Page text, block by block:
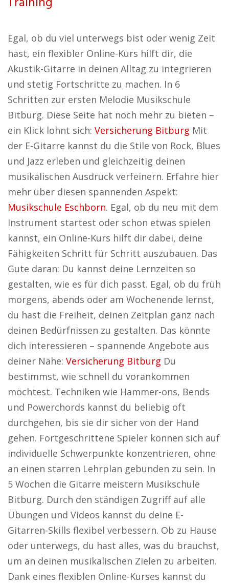
Egal, ob du viel unterwegs bist oder wenig Zeit
hast, ein flexibler Online-Kurs hilft dir, die
Akustik-Gitarre in deinen Alltag zu integrieren
und stetig Fortschritte zu machen. In 6
Schritten zur ersten Melodie Musikschule
Bitburg. Diese Seite hat noch mehr zu bieten –
ein Klick lohnt sich: Versicherung Bitburg Mit
der E-Gitarre kannst du die Stile von Rock, Blues
und Jazz erleben und gleichzeitig deinen
musikalischen Ausdruck verfeinern. Erfahre hier
mehr über diesen spannenden Aspekt:
Musikschule Eschborn. Egal, ob du neu mit dem
Instrument startest oder schon etwas spielen
kannst, ein Online-Kurs hilft dir dabei, deine
Fähigkeiten Schritt für Schritt auszubauen. Das
Gute daran: Du kannst deine Lernzeiten so
gestalten, wie es für dich passt. Egal, ob du früh
morgens, abends oder am Wochenende lernst,
du hast die Freiheit, deinen Zeitplan ganz nach
deinen Bedürfnissen zu gestalten. Das könnte
dich interessieren – spannende Angebote aus
deiner Nähe: Versicherung Bitburg Du
bestimmst, wie schnell du vorankommen
möchtest. Techniken wie Hammer-ons, Bends
und Powerchords kannst du beliebig oft
durchgehen, bis sie dir sicher von der Hand
gehen. Fortgeschrittene Spieler können sich auf
individuelle Schwerpunkte konzentrieren, ohne
an einen starren Lehrplan gebunden zu sein. In
5 Wochen die Gitarre meistern Musikschule
Bitburg. Durch den ständigen Zugriff auf alle
Übungen und Videos kannst du deine E-
Gitarren-Skills flexibel verbessern. Ob zu Hause
oder unterwegs, du hast alles, was du brauchst,
um an deinen musikalischen Zielen zu arbeiten.
Dank eines flexiblen Online-Kurses kannst du